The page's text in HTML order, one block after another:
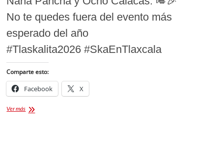
No te quedes fuera del evento más
esperado del año
#Tlaskalita2026 #SkaEnTlaxcala
Comparte esto:
Facebook X
Ver más¡Tlaskalita